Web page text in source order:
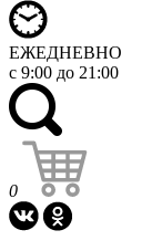
ЕЖЕДНЕВНО
с 9:00 до 21:00
0